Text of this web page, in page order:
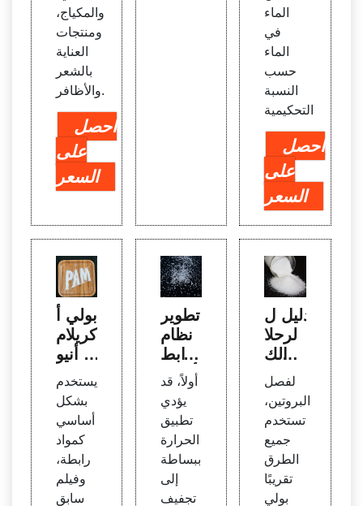
والمكياج،
ومنتجات
العناية
بالشعر
والأظافر.
احصل
على
السعر
الماء
في
الماء
حسب
النسبة
التحكيمية
احصل
على
السعر
بولي أ
كريلام
يد أنيو
عيار ا
لصف:
تحليل
ي، 18
0 روبي
ة
يستخدم
بشكل
أساسي
كمواد
رابطة،
وفيلم
سابق
تطوير
نظام
رابط
أخضر
للمنتج
ات ال
ورقية
أولاً، قد
يؤدي
تطبيق
الحرارة
ببساطة
إلى
تجفيف
دليل ل
لرحلا
ن الك
هربائ
ي لهلا
م بول
ي أكر
يلاميد
لفصل
البروتين،
تستخدم
جميع
الطرق
تقريبًا
بولي